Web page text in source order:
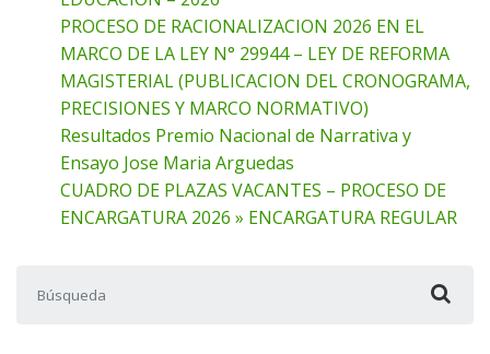
PROCESO DE RACIONALIZACION 2026 EN EL
MARCO DE LA LEY N° 29944 – LEY DE REFORMA
MAGISTERIAL (PUBLICACION DEL CRONOGRAMA,
PRECISIONES Y MARCO NORMATIVO)
Resultados Premio Nacional de Narrativa y
Ensayo Jose Maria Arguedas
CUADRO DE PLAZAS VACANTES – PROCESO DE
ENCARGATURA 2026 » ENCARGATURA REGULAR